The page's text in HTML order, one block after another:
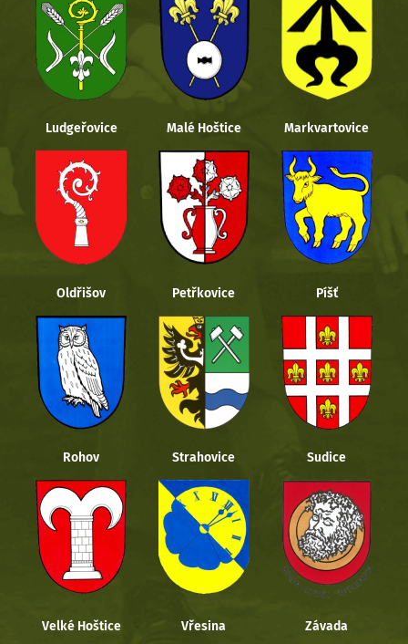
Ludgeřovice Malé Hoštice Markvartovice
Oldřišov Petřkovice Píšť
Rohov Strahovice Sudice
Velké Hoštice Vřesina Závada